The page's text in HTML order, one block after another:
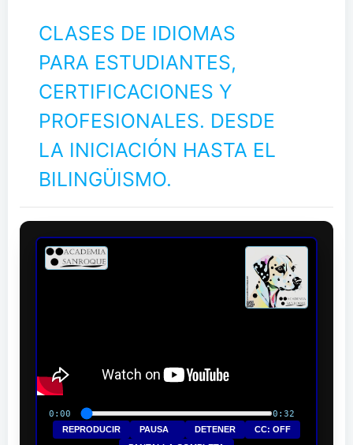
CLASES DE IDIOMAS
PARA ESTUDIANTES,
CERTIFICACIONES Y
PROFESIONALES. DESDE
LA INICIACIÓN HASTA EL
BILINGÜISMO.
0:00 0:32
REPRODUCIR PAUSA DETENER
CC: OFF